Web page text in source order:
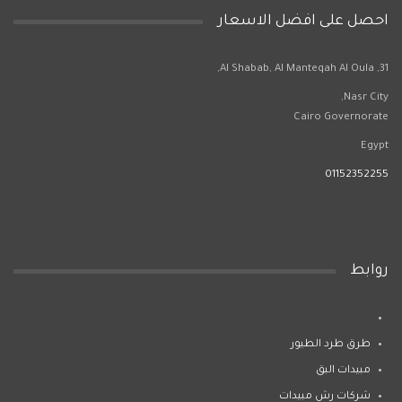
احصل على افضل الاسعار
31, Al Shabab, Al Manteqah Al Oula,
Nasr City,
Cairo Governorate
Egypt
01152352255
روابط
طرق طرد الطيور
مبيدات البق
شركات رش مبيدات